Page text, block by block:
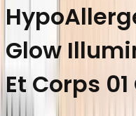
Glow
Et Corps